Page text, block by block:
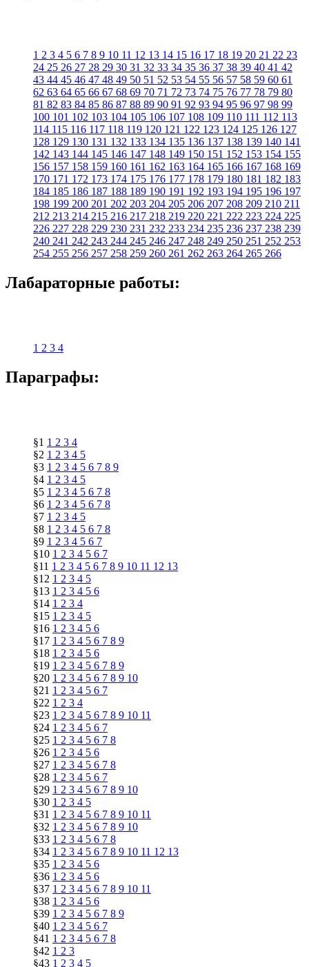
1 2 3 4 5 6 7 8 9 10 11 12 13 14 15 16 17 18 19 20 21 22 23
24 25 26 27 28 29 30 31 32 33 34 35 36 37 38 39 40 41 42
43 44 45 46 47 48 49 50 51 52 53 54 55 56 57 58 59 60 61
62 63 64 65 66 67 68 69 70 71 72 73 74 75 76 77 78 79 80
81 82 83 84 85 86 87 88 89 90 91 92 93 94 95 96 97 98 99
100 101 102 103 104 105 106 107 108 109 110 111 112 113
114 115 116 117 118 119 120 121 122 123 124 125 126 127
128 129 130 131 132 133 134 135 136 137 138 139 140 141
142 143 144 145 146 147 148 149 150 151 152 153 154 155
156 157 158 159 160 161 162 163 164 165 166 167 168 169
170 171 172 173 174 175 176 177 178 179 180 181 182 183
184 185 186 187 188 189 190 191 192 193 194 195 196 197
198 199 200 201 202 203 204 205 206 207 208 209 210 211
212 213 214 215 216 217 218 219 220 221 222 223 224 225
226 227 228 229 230 231 232 233 234 235 236 237 238 239
240 241 242 243 244 245 246 247 248 249 250 251 252 253
254 255 256 257 258 259 260 261 262 263 264 265 266
Лабараторные работы:
1 2 3 4
Параграфы:
§1 1 2 3 4
§2 1 2 3 4 5
§3 1 2 3 4 5 6 7 8 9
§4 1 2 3 4 5
§5 1 2 3 4 5 6 7 8
§6 1 2 3 4 5 6 7 8
§7 1 2 3 4 5
§8 1 2 3 4 5 6 7 8
§9 1 2 3 4 5 6 7
§10 1 2 3 4 5 6 7
§11 1 2 3 4 5 6 7 8 9 10 11 12 13
§12 1 2 3 4 5
§13 1 2 3 4 5 6
§14 1 2 3 4
§15 1 2 3 4 5
§16 1 2 3 4 5 6
§17 1 2 3 4 5 6 7 8 9
§18 1 2 3 4 5 6
§19 1 2 3 4 5 6 7 8 9
§20 1 2 3 4 5 6 7 8 9 10
§21 1 2 3 4 5 6 7
§22 1 2 3 4
§23 1 2 3 4 5 6 7 8 9 10 11
§24 1 2 3 4 5 6 7
§25 1 2 3 4 5 6 7 8
§26 1 2 3 4 5 6
§27 1 2 3 4 5 6 7 8
§28 1 2 3 4 5 6 7
§29 1 2 3 4 5 6 7 8 9 10
§30 1 2 3 4 5
§31 1 2 3 4 5 6 7 8 9 10 11
§32 1 2 3 4 5 6 7 8 9 10
§33 1 2 3 4 5 6 7 8
§34 1 2 3 4 5 6 7 8 9 10 11 12 13
§35 1 2 3 4 5 6
§36 1 2 3 4 5 6
§37 1 2 3 4 5 6 7 8 9 10 11
§38 1 2 3 4 5 6
§39 1 2 3 4 5 6 7 8 9
§40 1 2 3 4 5 6 7
§41 1 2 3 4 5 6 7 8
§42 1 2 3
§43 1 2 3 4 5